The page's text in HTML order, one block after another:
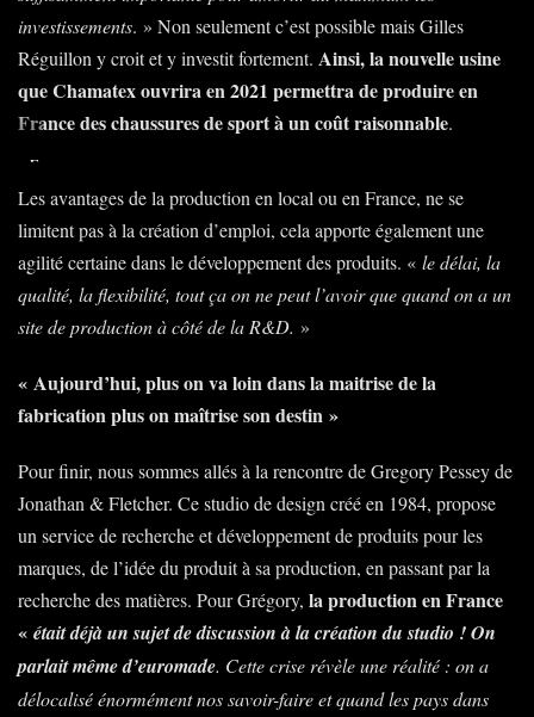
investissements. » Non seulement c’est possible mais Gilles
Réguillon y croit et y investit fortement. Ainsi, la nouvelle usine
que Chamatex ouvrira en 2021 permettra de produire en
France des chaussures de sport à un coût raisonnable.
Extrait
vidéo
présentation
de
Matryx
Les avantages de la production en local ou en France, ne se
limitent pas à la création d’emploi, cela apporte également une
agilité certaine dans le développement des produits. « le délai, la
qualité, la flexibilité, tout ça on ne peut l’avoir que quand on a un
site de production à côté de la R&D. »
« Aujourd’hui, plus on va loin dans la maitrise de la
fabrication plus on maîtrise son destin »
Pour finir, nous sommes allés à la rencontre de Gregory Pessey de
Jonathan & Fletcher. Ce studio de design créé en 1984, propose
un service de recherche et développement de produits pour les
marques, de l’idée du produit à sa production, en passant par la
recherche des matières. Pour Grégory, la production en France
« était déjà un sujet de discussion à la création du studio ! On
parlait même d’euromade. Cette crise révèle une réalité : on a
délocalisé énormément nos savoir-faire et quand les pays dans